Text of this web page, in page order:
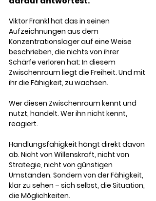
Viktor Frankl hat das in seinen
Aufzeichnungen aus dem
Konzentrationslager auf eine Weise
beschrieben, die nichts von ihrer
Schärfe verloren hat: In diesem
Zwischenraum liegt die Freiheit. Und mit
ihr die Fähigkeit, zu wachsen.
Wer diesen Zwischenraum kennt und
nutzt, handelt. Wer ihn nicht kennt,
reagiert.
Handlungsfähigkeit hängt direkt davon
ab. Nicht von Willenskraft, nicht von
Strategie, nicht von günstigen
Umständen. Sondern von der Fähigkeit,
klar zu sehen – sich selbst, die Situation,
die Möglichkeiten.